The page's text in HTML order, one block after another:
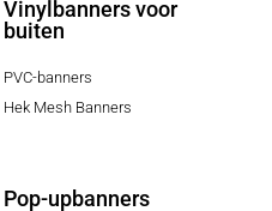
Vinylbanners voor
buiten
PVC-banners
Hek Mesh Banners
Pop-upbanners